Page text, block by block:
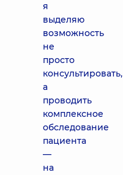
я
выделяю
возможность
не
просто
консультировать,
а
проводить
комплексное
обследование
пациента
—
на